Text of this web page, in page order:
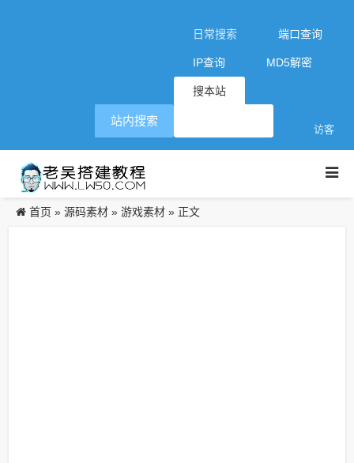
日常搜索 端口查询
IP查询 MD5解密
搜本站
访客
站内搜索
首页 » 源码素材 » 游戏素材 » 正文